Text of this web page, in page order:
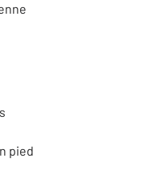
pied